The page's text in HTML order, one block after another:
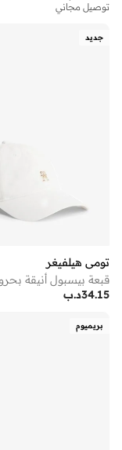
توصيل مجاني
جديد
تومي هيلفيغر
د.ب34.15
بريميوم